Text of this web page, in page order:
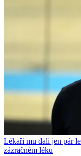
Lékaři mu dali jen pár
zázračném léku